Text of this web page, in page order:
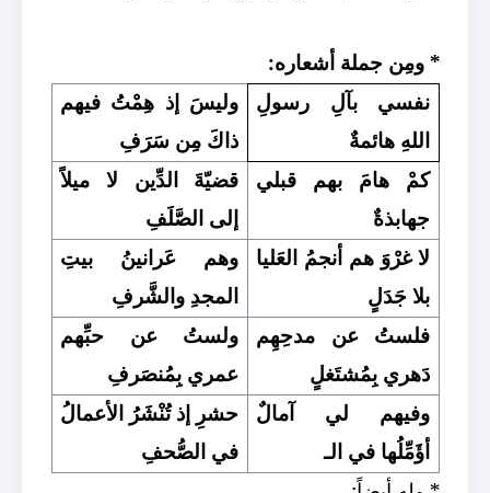
* ومِن جملة أشعاره:
نفسي بآلِ رسولِ
اللهِ هائمةٌ
وليسَ إذ هِمْتُ فيهم
ذاكَ مِن سَرَفِ
كمْ هامَ بهم قبلي
جهابذةٌ
قضيّةَ الدِّين لا ميلاً
إلى الصَّلَفِ
لا غرْوَ هم أنجمُ العَليا
بلا جَدَلٍ
وهم عَرانينُ بيتِ
المجدِ والشَّرفِ
فلستُ عن مدحِهِم
دَهري بِمُشتَغلٍ
ولستُ عن حبِّهم
عمري بِمُنصَرفِ
وفيهم لي آمالٌ
أؤَمِّلُها في الـ
حشرِ إذ تُنْشَرُ الأعمالُ
في الصُّحفِ